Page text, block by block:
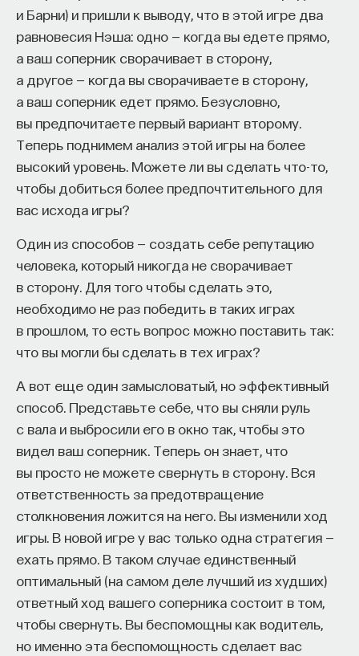
и Барни) и пришли к выводу, что в этой игре два
равновесия Нэша: одно — когда вы едете прямо,
а ваш соперник сворачивает в сторону,
а другое — когда вы сворачиваете в сторону,
а ваш соперник едет прямо. Безусловно,
вы предпочитаете первый вариант второму.
Теперь поднимем анализ этой игры на более
высокий уровень. Можете ли вы сделать что-то,
чтобы добиться более предпочтительного для
вас исхода игры?
Один из способов — создать себе репутацию
человека, который никогда не сворачивает
в сторону. Для того чтобы сделать это,
необходимо не раз победить в таких играх
в прошлом, то есть вопрос можно поставить так:
что вы могли бы сделать в тех играх?
А вот еще один замысловатый, но эффективный
способ. Представьте себе, что вы сняли руль
с вала и выбросили его в окно так, чтобы это
видел ваш соперник. Теперь он знает, что
вы просто не можете свернуть в сторону. Вся
ответственность за предотвращение
столкновения ложится на него. Вы изменили ход
игры. В новой игре у вас только одна стратегия —
ехать прямо. В таком случае единственный
оптимальный (на самом деле лучший из худших)
ответный ход вашего соперника состоит в том,
чтобы свернуть. Вы беспомощны как водитель,
но именно эта беспомощность сделает вас